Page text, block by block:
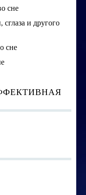
сне
и другого
сне